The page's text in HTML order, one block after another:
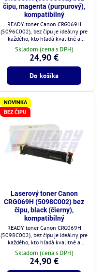
čipu, magenta (purpurový),
kompatibilný
READY toner Canon CRG069H
(5096C002), bez čipu je ideálny pre
každého, kto hľadá kvalitné a
cenovo výhodné riešenie.
Skladom (cena s DPH)
24,90 €
Do košíka
NOVINKA
BEZ ČIPU
Laserový toner Canon
CRG069H (5098C002) bez
čipu, black (čierny),
kompatibilný
READY toner Canon CRG069H
(5098C002), bez čipu je ideálny pre
každého, kto hľadá kvalitné a
cenovo výhodné riešenie.
Skladom (cena s DPH)
24,90 €